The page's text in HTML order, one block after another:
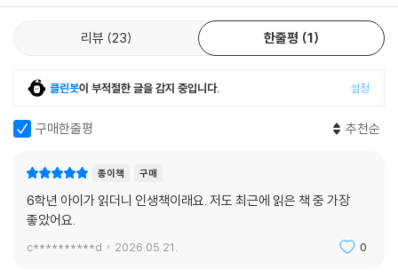
6학년 2학기 국어 8. 작품으로 경험하기
리뷰 23 한줄평 1
클린봇이 부적절한 글을 감지 중입니다. 설정
구매한줄평 추천순
종이책 구매
6학년 아이가 읽더니 인생책이래요. 저도 최근에 읽은 책 중 가장
좋았어요.
c**********d 2026.05.21. 0